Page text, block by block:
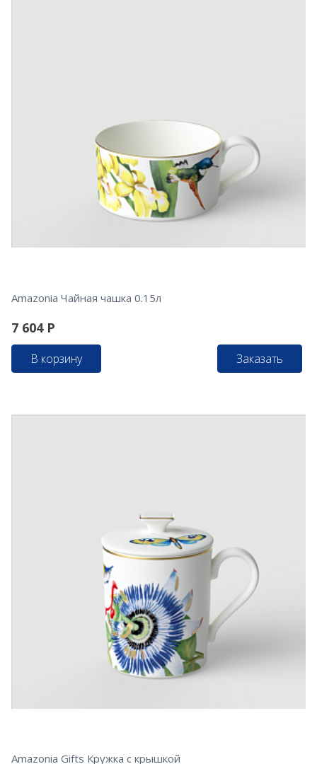
Amazonia Чайная чашка 0.15л
7 604 Р
В корзину Заказать
Amazonia Gifts Кружка с крышкой